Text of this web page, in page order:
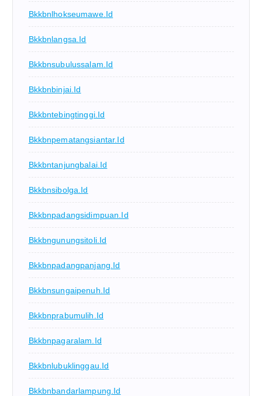
Bkkbnlhokseumawe.id
Bkkbnlangsa.id
Bkkbnsubulussalam.id
Bkkbnbinjai.id
Bkkbntebingtinggi.id
Bkkbnpematangsiantar.id
Bkkbntanjungbalai.id
Bkkbnsibolga.id
Bkkbnpadangsidimpuan.id
Bkkbngunungsitoli.id
Bkkbnpadangpanjang.id
Bkkbnsungaipenuh.id
Bkkbnprabumulih.id
Bkkbnpagaralam.id
Bkkbnlubuklinggau.id
Bkkbnbandarlampung.id